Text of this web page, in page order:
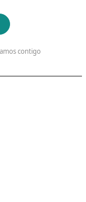
contigo